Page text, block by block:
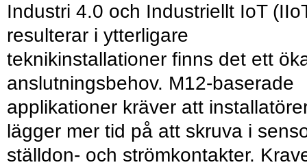
Industri 4.0 och Industriellt IoT
resulterar i ytterligare
teknikinstallationer finns det ett
anslutningsbehov. M12-baserade
applikationer kräver att
lägger mer tid på att skruva i
ställdon- och strömkontakter.